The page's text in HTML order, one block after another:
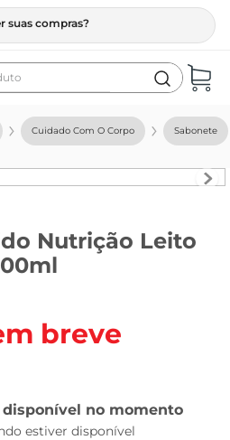
suas compras?
Cuidado Com O Corpo Sabonete
Nutrição Leito
breve